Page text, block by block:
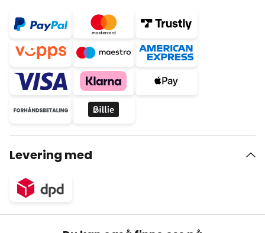
Levering med